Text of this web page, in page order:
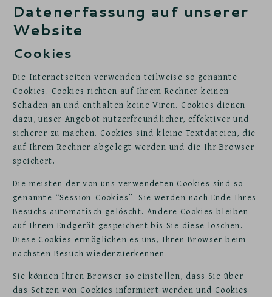
Datenerfassung auf unserer
Website
Cookies
Die Internetseiten verwenden teilweise so genannte
Cookies. Cookies richten auf Ihrem Rechner keinen
Schaden an und enthalten keine Viren. Cookies dienen
dazu, unser Angebot nutzerfreundlicher, effektiver und
sicherer zu machen. Cookies sind kleine Textdateien, die
auf Ihrem Rechner abgelegt werden und die Ihr Browser
speichert.
Die meisten der von uns verwendeten Cookies sind so
genannte “Session-Cookies”. Sie werden nach Ende Ihres
Besuchs automatisch gelöscht. Andere Cookies bleiben
auf Ihrem Endgerät gespeichert bis Sie diese löschen.
Diese Cookies ermöglichen es uns, Ihren Browser beim
nächsten Besuch wiederzuerkennen.
Sie können Ihren Browser so einstellen, dass Sie über
das Setzen von Cookies informiert werden und Cookies